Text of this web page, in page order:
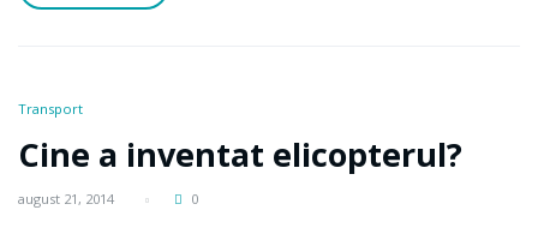
Transport
Cine a inventat elicopterul?
august 21, 2014 0